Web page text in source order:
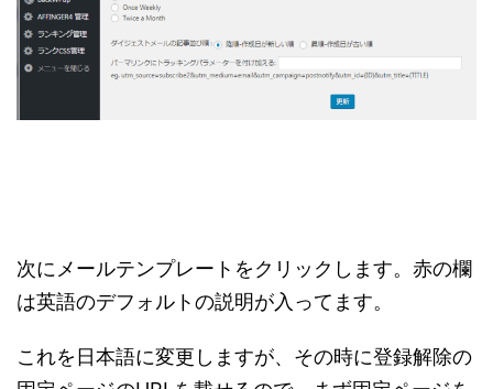
次にメールテンプレートをクリックします。赤の欄
は英語のデフォルトの説明が入ってます。
これを日本語に変更しますが、その時に登録解除の